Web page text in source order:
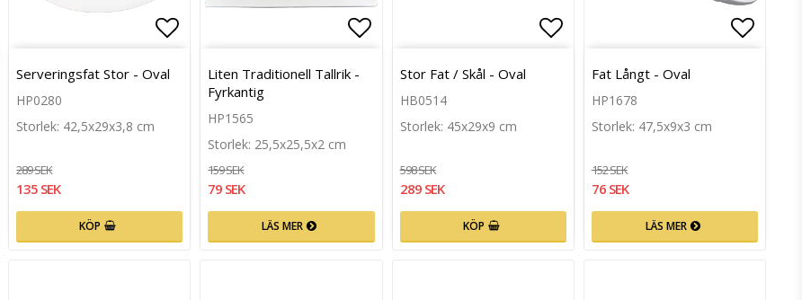
till i favoritlistanLägg till i favoritlistan
Serveringsfat Stor - Oval
HP0280
Storlek: 42,5x29x3,8 cm
289 SEK
135 SEK
KÖP
Lägg till i favoritlistan
Liten Traditionell Tallrik -
Fyrkantig
HP1565
Storlek: 25,5x25,5x2 cm
159 SEK
79 SEK
LÄS MER
Lägg till i favoritlistan
Stor Fat / Skål - Oval
HB0514
Storlek: 45x29x9 cm
598 SEK
289 SEK
KÖP
Fat Långt - Oval
HP1678
Storlek: 47,5x9x3 cm
152 SEK
76 SEK
LÄS MER